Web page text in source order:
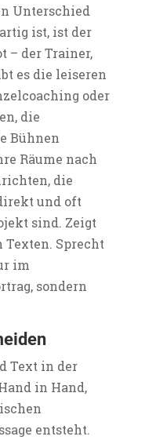
Unterschied
ist, ist der
– der Trainer,
es die leiseren
oder
die
Bühnen
Räume nach
die
und oft
sind. Zeigt
Texten. Sprecht
im
sondern
Text in der
in Hand,
entsteht.